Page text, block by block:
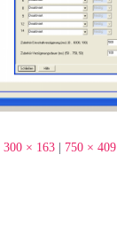
300 × 163 750 × 409